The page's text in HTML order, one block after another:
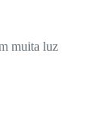
muita luz